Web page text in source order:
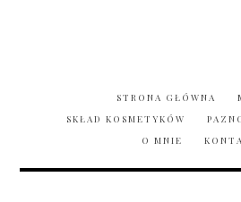
STRONA GŁÓWNA
SKŁAD KOSMETYKÓW
O MNIE